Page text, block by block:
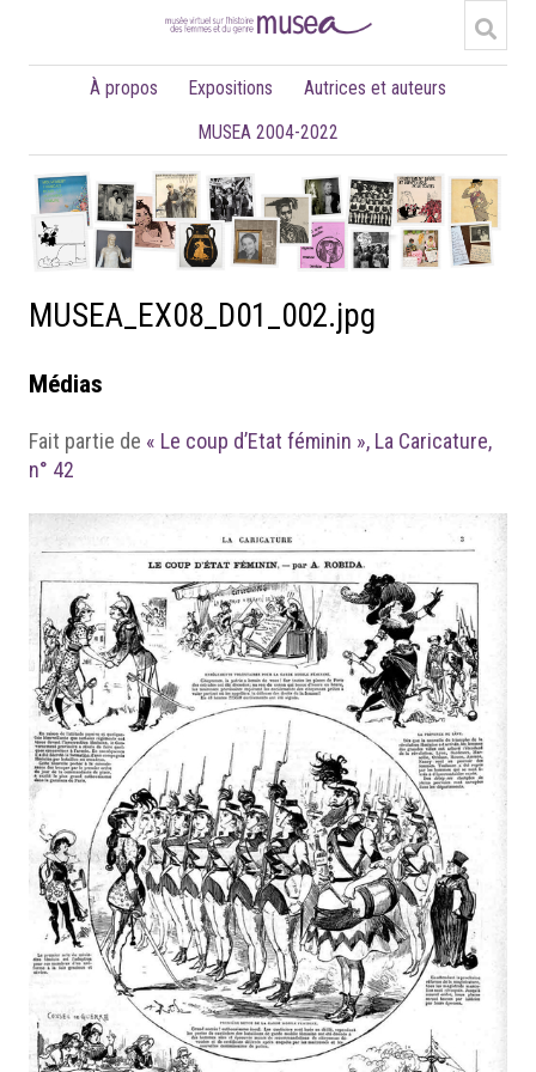
À propos Expositions
Autrices et auteurs
MUSEA 2004-2022
MUSEA_EX08_D01_002.jpg
Médias
Fait partie de « Le coup d’Etat féminin », La Caricature,
n° 42